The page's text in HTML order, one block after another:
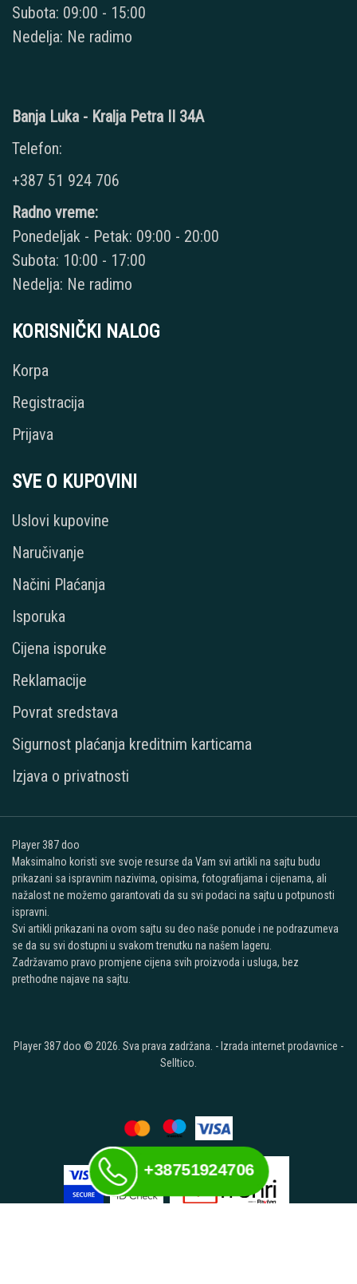
Subota: 09:00 - 15:00
Nedelja: Ne radimo
Banja Luka - Kralja Petra II 34A
Telefon:
+387 51 924 706
Radno vreme:
Ponedeljak - Petak: 09:00 - 20:00
Subota: 10:00 - 17:00
Nedelja: Ne radimo
KORISNIČKI NALOG
Korpa
Registracija
Prijava
SVE O KUPOVINI
Uslovi kupovine
Naručivanje
Načini Plaćanja
Isporuka
Cijena isporuke
Reklamacije
Povrat sredstava
Sigurnost plaćanja kreditnim karticama
Izjava o privatnosti
Player 387 doo
Maksimalno koristi sve svoje resurse da Vam svi artikli na sajtu budu
prikazani sa ispravnim nazivima, opisima, fotografijama i cijenama, ali
nažalost ne možemo garantovati da su svi podaci na sajtu u potpunosti
ispravni.
Svi artikli prikazani na ovom sajtu su deo naše ponude i ne podrazumeva
se da su svi dostupni u svakom trenutku na našem lageru.
Zadržavamo pravo promjene cijena svih proizvoda i usluga, bez
prethodne najave na sajtu.
Player 387 doo © 2026. Sva prava zadržana. - Izrada internet prodavnice -
Selltico.
+38751924706